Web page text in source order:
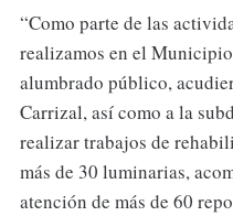
“Como parte de las
realizamos en el
alumbrado público,
Carrizal, así como a la
realizar trabajos de
más de 30 luminarias,
atención de más de 60